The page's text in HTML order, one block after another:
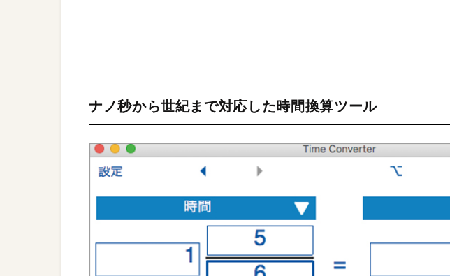
ナノ秒から世紀まで対応した時間換算ツール